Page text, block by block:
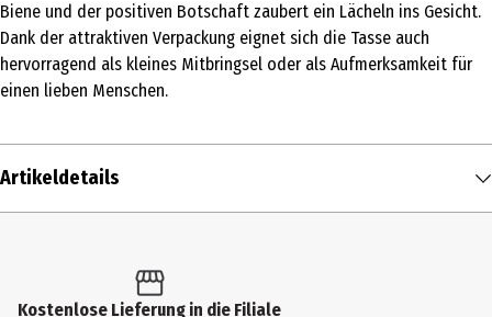
Biene und der positiven Botschaft zaubert ein Lächeln ins Gesicht.
Dank der attraktiven Verpackung eignet sich die Tasse auch
hervorragend als kleines Mitbringsel oder als Aufmerksamkeit für
einen lieben Menschen.
Artikeldetails
Produkttyp
Kostenlose Lieferung in die Filiale